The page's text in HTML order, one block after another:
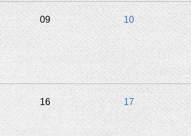
09 10
16 17